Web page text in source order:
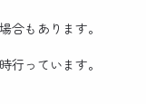
もあります。
っています。